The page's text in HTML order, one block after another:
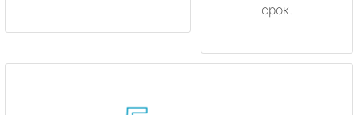
срок.